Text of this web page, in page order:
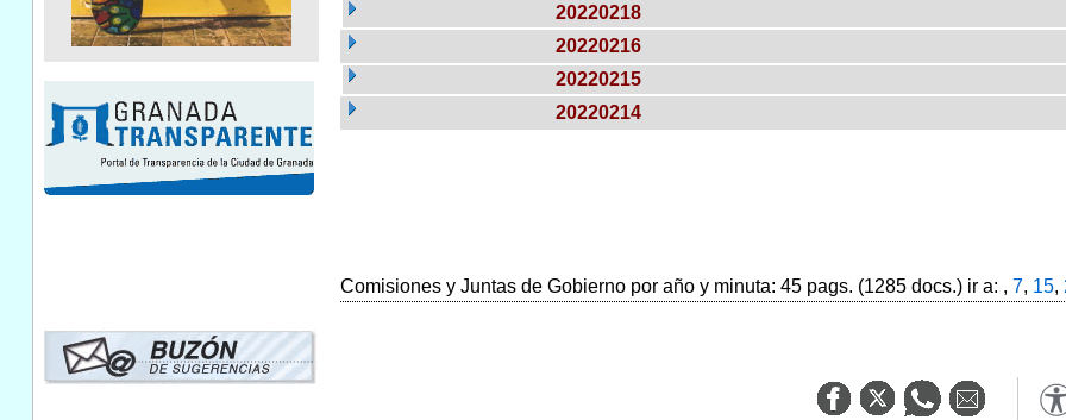
20220218
20220216
20220215
20220214
Comisiones y Juntas de Gobierno por año y minuta: 45 pags. (1285 docs.) ir a: , 7, 15,